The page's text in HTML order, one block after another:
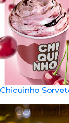
Chiquinho